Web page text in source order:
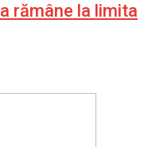
rămâne la limita